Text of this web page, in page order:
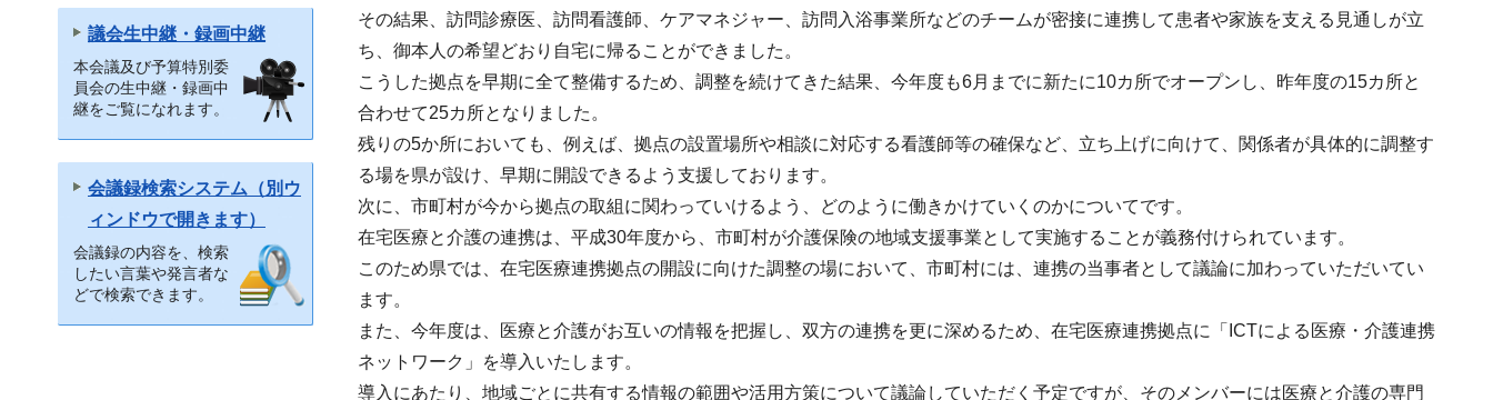
議会生中継・録画中継
本会議及び予算特別委
員会の生中継・録画中
継をご覧になれます。
会議録検索システム（別ウ
ィンドウで開きます）
会議録の内容を、検索
したい言葉や発言者な
どで検索できます。
その結果、訪問診療医、訪問看護師、ケアマネジャー、訪問入浴事業所などのチームが密接に連携して患者や家族を支える見通しが立
ち、御本人の希望どおり自宅に帰ることができました。
こうした拠点を早期に全て整備するため、調整を続けてきた結果、今年度も6月までに新たに10カ所でオープンし、昨年度の15カ所と
合わせて25カ所となりました。
残りの5か所においても、例えば、拠点の設置場所や相談に対応する看護師等の確保など、立ち上げに向けて、関係者が具体的に調整す
る場を県が設け、早期に開設できるよう支援しております。
次に、市町村が今から拠点の取組に関わっていけるよう、どのように働きかけていくのかについてです。
在宅医療と介護の連携は、平成30年度から、市町村が介護保険の地域支援事業として実施することが義務付けられています。
このため県では、在宅医療連携拠点の開設に向けた調整の場において、市町村には、連携の当事者として議論に加わっていただいてい
ます。
また、今年度は、医療と介護がお互いの情報を把握し、双方の連携を更に深めるため、在宅医療連携拠点に「ICTによる医療・介護連携
ネットワーク」を導入いたします。
導入にあたり、地域ごとに共有する情報の範囲や活用方策について議論していただく予定ですが、そのメンバーには医療と介護の専門